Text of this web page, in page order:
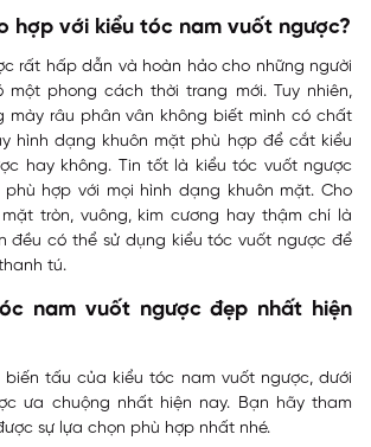
hợp với kiểu tóc nam vuốt ngược?
rất hấp dẫn và hoàn hảo cho những người
một phong cách thời trang mới. Tuy nhiên,
mày râu phân vân không biết mình có chất
hình dạng khuôn mặt phù hợp để cắt kiểu
hay không. Tin tốt là kiểu tóc vuốt ngược
hợp với mọi hình dạng khuôn mặt. Cho
tròn, vuông, kim cương hay thậm chí là
đều có thể sử dụng kiểu tóc vuốt ngược để
tú.
nam vuốt ngược đẹp nhất hiện
biến tấu của kiểu tóc nam vuốt ngược, dưới
ưa chuộng nhất hiện nay. Bạn hãy tham
sự lựa chọn phù hợp nhất nhé.